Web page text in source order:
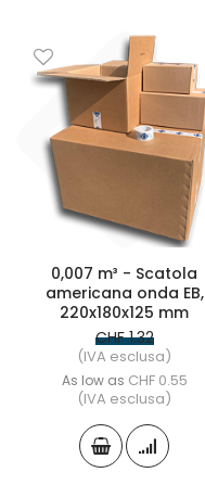
0,007 m³ - Scatola
americana onda EB,
220x180x125 mm
CHF 1.32
(IVA esclusa)
As low as CHF 0.55
(IVA esclusa)